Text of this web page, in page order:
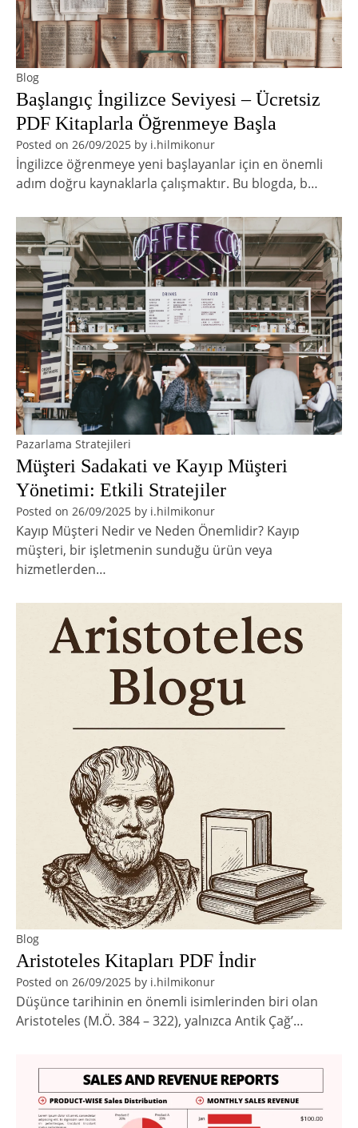
Blog
Başlangıç İngilizce Seviyesi – Ücretsiz
PDF Kitaplarla Öğrenmeye Başla
Posted on 26/09/2025 by i.hilmikonur
İngilizce öğrenmeye yeni başlayanlar için en önemli
adım doğru kaynaklarla çalışmaktır. Bu blogda, b…
Pazarlama Stratejileri
Müşteri Sadakati ve Kayıp Müşteri
Yönetimi: Etkili Stratejiler
Posted on 26/09/2025 by i.hilmikonur
Kayıp Müşteri Nedir ve Neden Önemlidir? Kayıp
müşteri, bir işletmenin sunduğu ürün veya
hizmetlerden…
Blog
Aristoteles Kitapları PDF İndir
Posted on 26/09/2025 by i.hilmikonur
Düşünce tarihinin en önemli isimlerinden biri olan
Aristoteles (M.Ö. 384 – 322), yalnızca Antik Çağ’…